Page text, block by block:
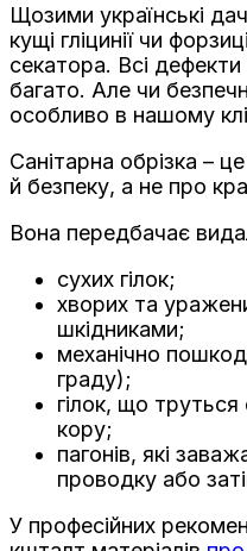
Щозими українські
кущі гліцинії чи
секатора. Всі
багато. Але чи
особливо в нашому
Санітарна обрізка –
й безпеку, а не про
Вона передбачає
сухих гілок;
хворих та
шкідниками;
механічно
граду);
гілок, що
кору;
пагонів, які
проводку або
У професійних